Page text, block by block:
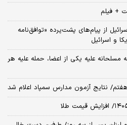
+ فیلم
از پیام‌های پشت‌پرده «توافق‌نامه
و اسرائیل
علیه یکی از اعضا، حمله علیه هر
نتایج آزمون مدارس سمپاد اعلام شد